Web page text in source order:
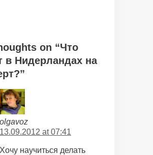
on “Что
в Нидерландах на
olgavoz
13.09.2012 at 07:41
Хочу научиться делать